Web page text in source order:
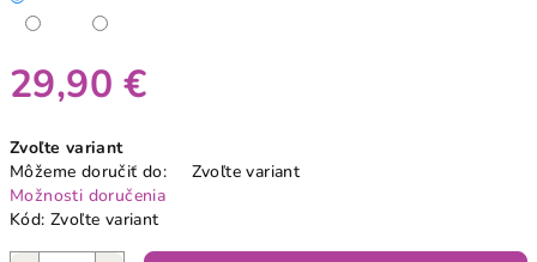
29,90 €
cena:
Zvoľte variant
Môžeme doručiť do:
Zvoľte variant
Možnosti doručenia
Kód: Zvoľte variant